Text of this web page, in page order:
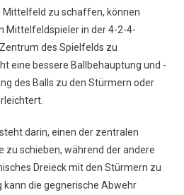
Mittelfeld zu schaffen, können
Mittelfeldspieler in der 4-2-4-
des Spielfelds zu
eine bessere Ballbehauptung und -
des Balls zu den Stürmern oder
darin, einen der zentralen
zu schieben, während der andere
Dreieck mit den Stürmern zu
kann die gegnerische Abwehr